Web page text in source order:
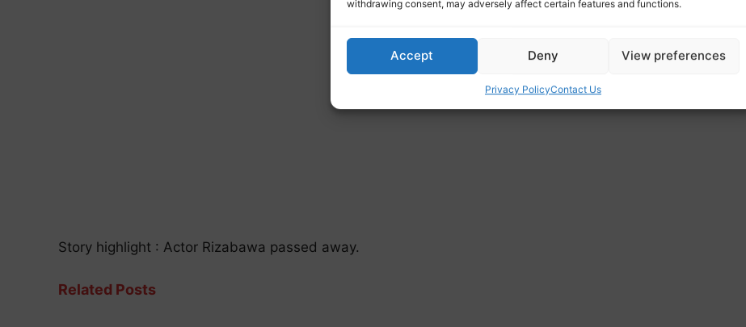
withdrawing consent, may adversely affect certain features and functions.
Accept Deny View preferences
Privacy PolicyContact Us
Story highlight : Actor Rizabawa passed away.
Related Posts